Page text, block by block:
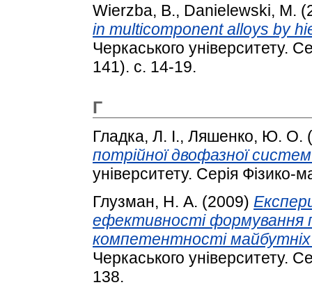
Wierzba, B., Danielewski, M.
in multicomponent alloys by
Черкаського університету.
141). с. 14-19.
Г
Гладка, Л. І., Ляшенко, Ю. О.
потрійної двофазної
університету. Серія
Глузман, Н. А. (2009)
ефективності формування
компетентності майбутніх
Черкаського університету.
138.